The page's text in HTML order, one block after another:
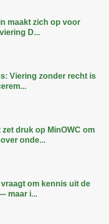
maakt zich op voor
D...
Viering zonder recht is
druk op MinOWC om
onde...
om kennis uit de
maar i...